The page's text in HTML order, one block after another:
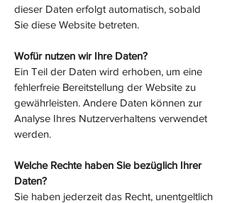
dieser Daten erfolgt automatisch, sobald
Sie diese Website betreten.
Wofür nutzen wir Ihre Daten?
Ein Teil der Daten wird erhoben, um eine
fehlerfreie Bereitstellung der Website zu
gewährleisten. Andere Daten können zur
Analyse Ihres Nutzerverhaltens verwendet
werden.
Welche Rechte haben Sie bezüglich Ihrer
Daten?
Sie haben jederzeit das Recht, unentgeltlich